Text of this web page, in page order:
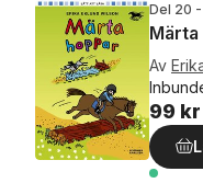
Del 20
Av
99 kr